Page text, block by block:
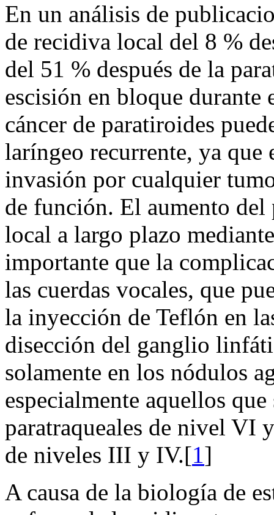
En un análisis de
de recidiva local del 8 %
del 51 % después de la
escisión en bloque
cáncer de paratiroides
laríngeo recurrente, ya que
invasión por cualquier
de función. El aumento
local a largo plazo
importante que la
las cuerdas vocales, que
la inyección de Teflón en
disección del ganglio
solamente en los nódulos
especialmente aquellos
paratraqueales de nivel VI
de niveles III y IV.[1]
A causa de la biología de